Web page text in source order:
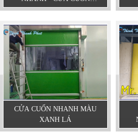
NHANH PVC
CỬA CUỐN NHANH MÀU
XANH LÁ